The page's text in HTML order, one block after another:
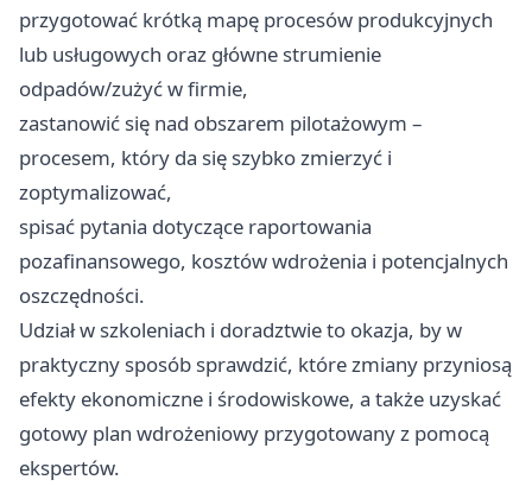
przygotować krótką mapę procesów produkcyjnych
lub usługowych oraz główne strumienie
odpadów/zużyć w firmie,
zastanowić się nad obszarem pilotażowym –
procesem, który da się szybko zmierzyć i
zoptymalizować,
spisać pytania dotyczące raportowania
pozafinansowego, kosztów wdrożenia i potencjalnych
oszczędności.
Udział w szkoleniach i doradztwie to okazja, by w
praktyczny sposób sprawdzić, które zmiany przyniosą
efekty ekonomiczne i środowiskowe, a także uzyskać
gotowy plan wdrożeniowy przygotowany z pomocą
ekspertów.